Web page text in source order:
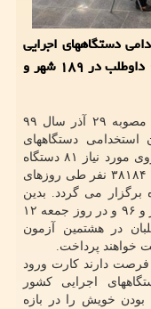
دستگاههای اجرایی
کشور از فردا و با رقابت ۵۶۲ هزار و ۶۷۶ داوطلب در ۱۸۹ شهر و
طبق مصوبه ۲۹ آذر سال ۹۹
استخدامی دستگاههای
اجرایی کشور در جهت جذب و استخدام نیروی مورد نیاز ۸۱ دستگاه
اجرایی در ۲۴۰ شغل برای جذب و استخدام ۳۸۱۸۴ نفر طی روزهای
در ۱۸۹ شهر و ۲۷۳۰ حوزه برگزار می گردد. بدین
سان فردا پنج شنبه ۱۱ دیماه تعداد ۲۹۷ هزار و ۹۶ و در روز جمعه ۱۲
نفر از داوطلبان در هشتمین آزمون
خواهند پرداخت.
فرصت دارند کارت ورود
اجرایی کشور
بودن خویش را در بازه